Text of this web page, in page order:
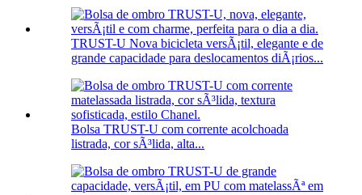
TRUST-U Nova bicicleta versÃ¡til, elegante e de
grande capacidade para deslocamentos diÃ¡rios...
Bolsa TRUST-U com corrente acolchoada
listrada, cor sÃ³lida, alta...